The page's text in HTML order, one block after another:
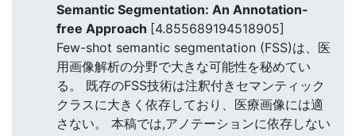
Semantic Segmentation: An Annotation-
free Approach [4.855689194518905]
Few-shot semantic segmentation (FSS)は、医
用画像解析の分野で大きな可能性を秘めてい
る。 既存のFSS技術は注釈付きセマンティック
クラスに大きく依存しており、医療画像には適
さない。 本稿では,アノテーションに依存しない